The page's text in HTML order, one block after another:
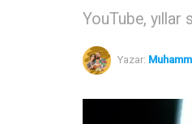
YouTube,
Yazar: